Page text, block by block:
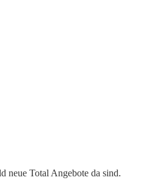
neue Total Angebote da sind.